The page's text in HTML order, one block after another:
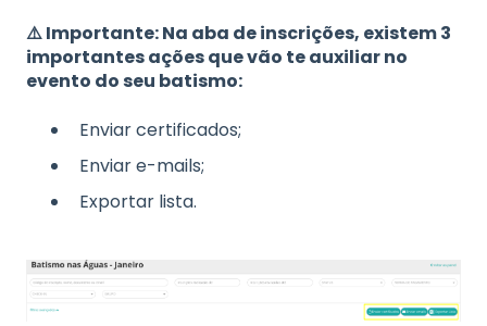
⚠️ Importante: Na aba de inscrições, existem 3
importantes ações que vão te auxiliar no
evento do seu batismo:
Enviar certificados;
Enviar e-mails;
Exportar lista.